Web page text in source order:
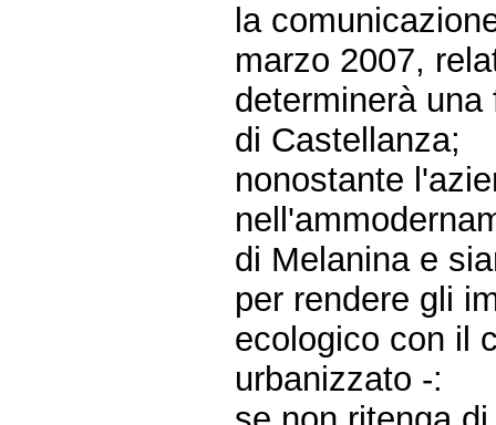
la
marzo 2007,
determinerà
di Castellanza;
nonostante
di Melanina e
per rendere gli
ecologico con il
urbanizzato -: